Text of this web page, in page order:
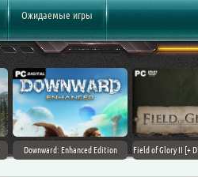
Ожидаемые игры
Downward: Enhanced Edition
Field of Glory II [+